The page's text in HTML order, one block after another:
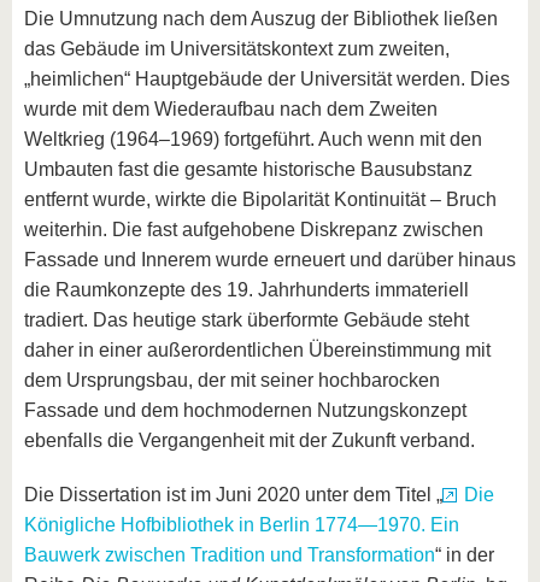
Die Umnutzung nach dem Auszug der Bibliothek ließen
das Gebäude im Universitätskontext zum zweiten,
„heimlichen“ Hauptgebäude der Universität werden. Dies
wurde mit dem Wiederaufbau nach dem Zweiten
Weltkrieg (1964–1969) fortgeführt. Auch wenn mit den
Umbauten fast die gesamte historische Bausubstanz
entfernt wurde, wirkte die Bipolarität Kontinuität – Bruch
weiterhin. Die fast aufgehobene Diskrepanz zwischen
Fassade und Innerem wurde erneuert und darüber hinaus
die Raumkonzepte des 19. Jahrhunderts immateriell
tradiert. Das heutige stark überformte Gebäude steht
daher in einer außerordentlichen Übereinstimmung mit
dem Ursprungsbau, der mit seiner hochbarocken
Fassade und dem hochmodernen Nutzungskonzept
ebenfalls die Vergangenheit mit der Zukunft verband.
Die Dissertation ist im Juni 2020 unter dem Titel „
Die
Königliche Hofbibliothek in Berlin 1774—1970. Ein
Bauwerk zwischen Tradition und Transformation“ in der